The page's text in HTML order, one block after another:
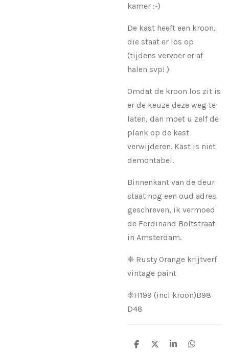
kamer :-)
De kast heeft een kroon,
die staat er los op
(tijdens vervoer er af
halen svp! )
Omdat de kroon los zit is
er de keuze deze weg te
laten, dan moet u zelf de
plank op de kast
verwijderen. Kast is niet
demontabel.
Binnenkant van de deur
staat nog een oud adres
geschreven, ik vermoed
de Ferdinand Boltstraat
in Amsterdam.
❈ Rusty Orange krijtverf
vintage paint
❈H199 (incl kroon)B98
D48
D
D
S
D